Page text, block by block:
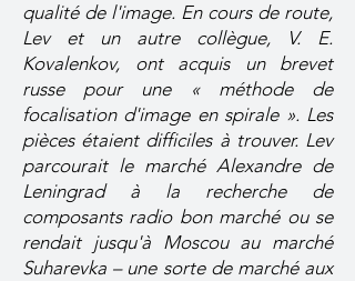
qualité de l'image. En cours de route,
Lev et un autre collègue, V. E.
Kovalenkov, ont acquis un brevet
russe pour une « méthode de
focalisation d'image en spirale ». Les
pièces étaient difficiles à trouver. Lev
parcourait le marché Alexandre de
Leningrad à la recherche de
composants radio bon marché ou se
rendait jusqu'à Moscou au marché
Suharevka – une sorte de marché aux